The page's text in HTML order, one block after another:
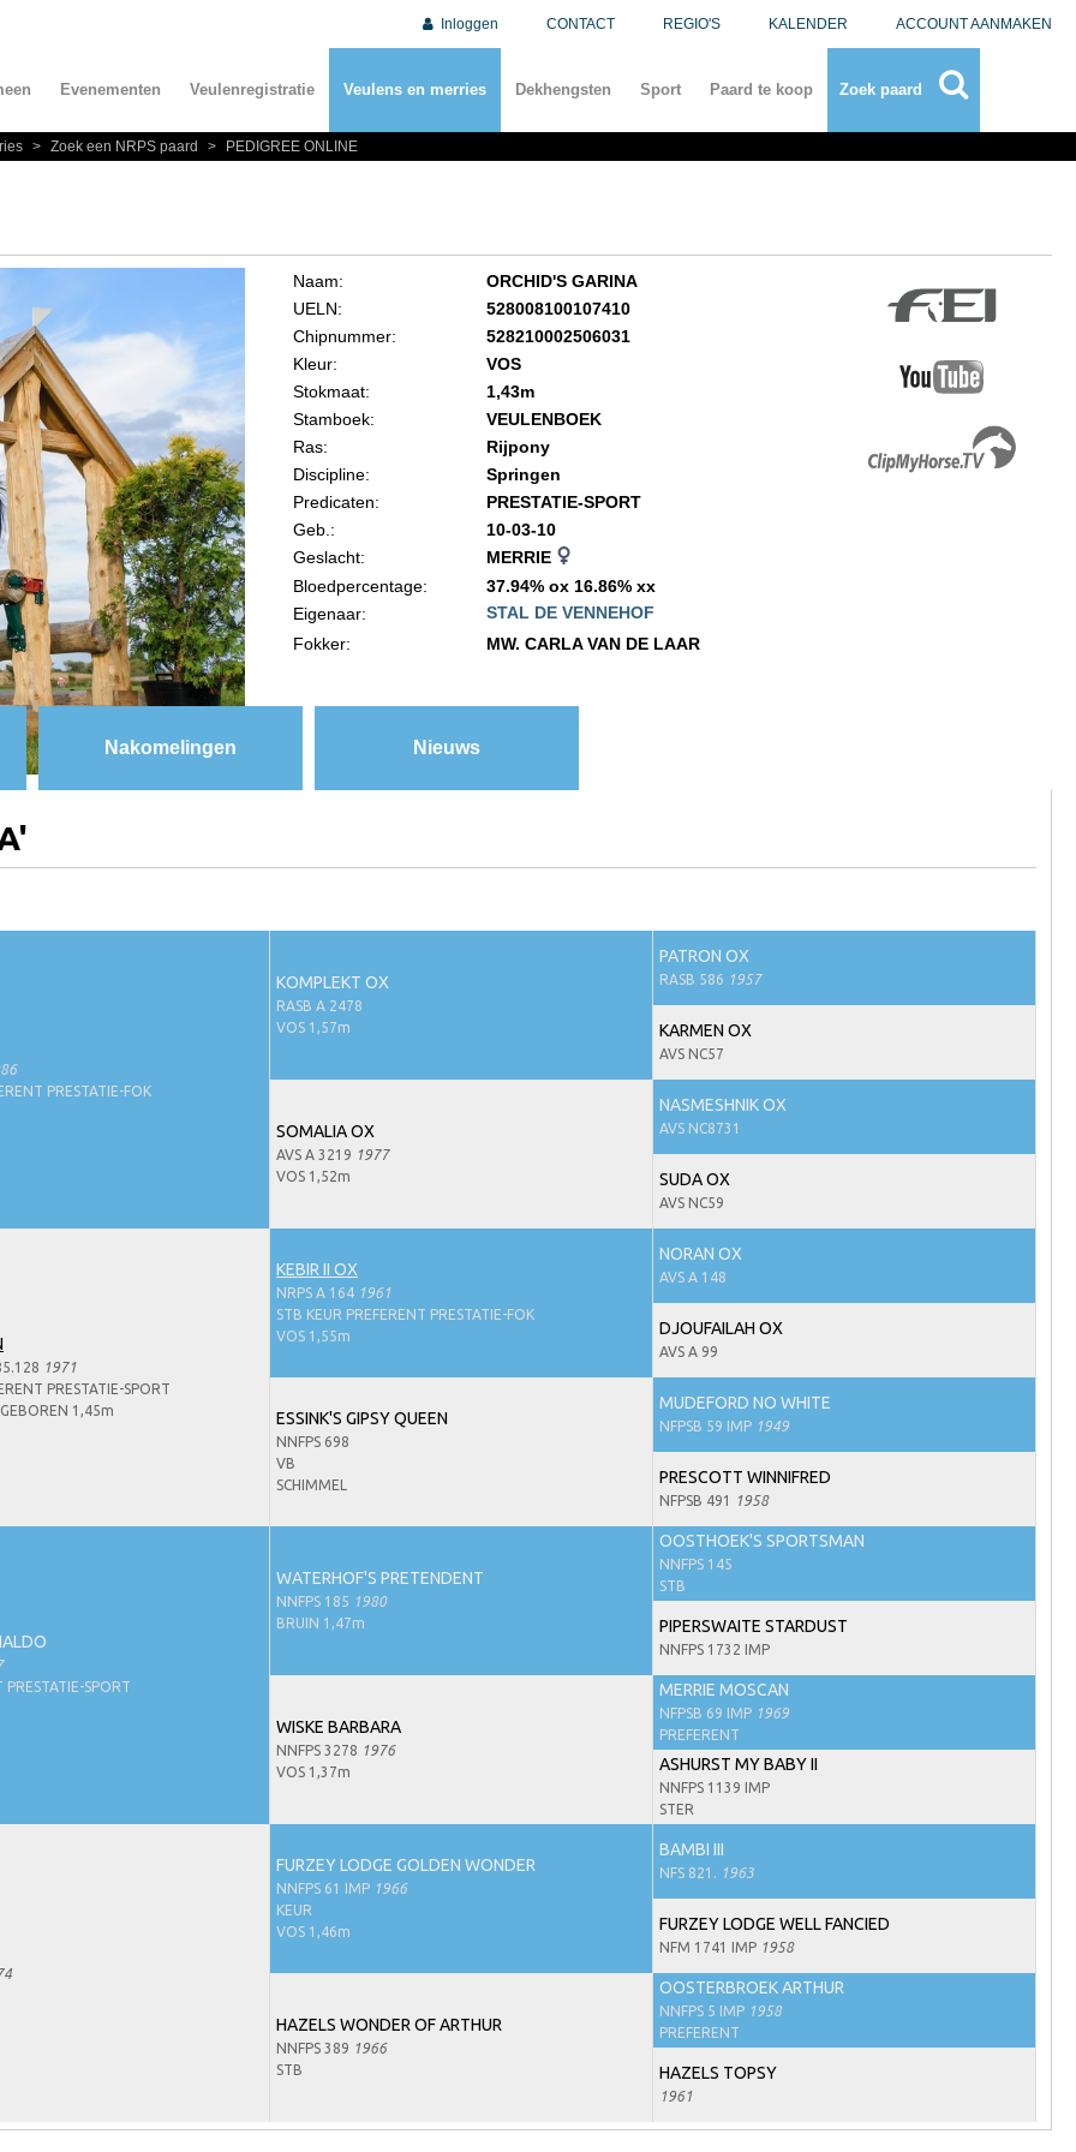
Inloggen CONTACT REGIO'S KALENDER ACCOUNT AANMAKEN
Evenementen Veulenregistratie Veulens en merries Dekhengsten Sport Paard te koop Zoek paard
> Zoek een NRPS paard > PEDIGREE ONLINE
Naam:
ORCHID'S GARINA
UELN:
528008100107410
Chipnummer:
528210002506031
Kleur:
VOS
Stokmaat:
1,43m
Stamboek:
VEULENBOEK
Ras:
Rijpony
Discipline:
Springen
Predicaten:
PRESTATIE-SPORT
Geb.:
10-03-10
Geslacht:
MERRIE
Bloedpercentage:
37.94% ox 16.86% xx
Eigenaar:
STAL DE VENNEHOF
Fokker:
MW. CARLA VAN DE LAAR
Nakomelingen Nieuws
PRESTATIE-FOK
KOMPLEKT OX
RASB A 2478
VOS 1,57m
PATRON OX
RASB 586 1957
KARMEN OX
AVS NC57
SOMALIA OX
AVS A 3219 1977
VOS 1,52m
NASMESHNIK OX
AVS NC8731
SUDA OX
AVS NC59
1971
PRESTATIE-SPORT
1,45m
KEBIR II OX
NRPS A 164 1961
STB KEUR PREFERENT PRESTATIE-FOK
VOS 1,55m
NORAN OX
AVS A 148
DJOUFAILAH OX
AVS A 99
ESSINK'S GIPSY QUEEN
NNFPS 698
VB
SCHIMMEL
MUDEFORD NO WHITE
NFPSB 59 IMP 1949
PRESCOTT WINNIFRED
NFPSB 491 1958
PRESTATIE-SPORT
WATERHOF'S PRETENDENT
NNFPS 185 1980
BRUIN 1,47m
OOSTHOEK'S SPORTSMAN
NNFPS 145
STB
PIPERSWAITE STARDUST
NNFPS 1732 IMP
WISKE BARBARA
NNFPS 3278 1976
VOS 1,37m
MERRIE MOSCAN
NFPSB 69 IMP 1969
PREFERENT
ASHURST MY BABY II
NNFPS 1139 IMP
STER
FURZEY LODGE GOLDEN WONDER
NNFPS 61 IMP 1966
KEUR
VOS 1,46m
BAMBI III
NFS 821. 1963
FURZEY LODGE WELL FANCIED
NFM 1741 IMP 1958
HAZELS WONDER OF ARTHUR
NNFPS 389 1966
STB
OOSTERBROEK ARTHUR
NNFPS 5 IMP 1958
PREFERENT
HAZELS TOPSY
1961